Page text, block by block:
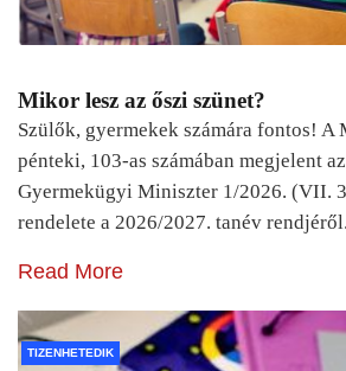
Mikor lesz az őszi szünet?
Szülők, gyermekek számára fontos! A
pénteki, 103-as számában megjelent
Gyermekügyi Miniszter 1/2026. (VII.
rendelete a 2026/2027. tanév
Read More
TIZENHETEDIK